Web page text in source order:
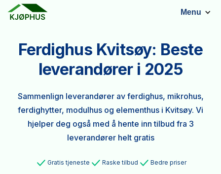
Menu
Ferdighus Kvitsøy: Beste
leverandører i 2025
Sammenlign leverandører av ferdighus, mikrohus,
ferdighytter, modulhus og elementhus i Kvitsøy. Vi
hjelper deg også med å hente inn tilbud fra 3
leverandører helt gratis
Gratis tjeneste Raske tilbud Bedre priser